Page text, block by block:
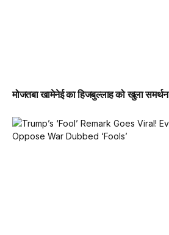
मोजतबा खामेनेई का हिजबुल्लाह को खुला समर्थन